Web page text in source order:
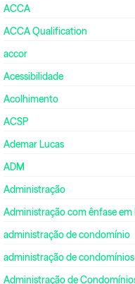
ACCA
ACCA Qualification
accor
Acessibilidade
Acolhimento
ACSP
Ademar Lucas
ADM
Administração
Administração com ênfase em
administração de condomínio
administração de condomínios
Administração de